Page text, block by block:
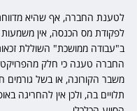
לפקודת מס הכנסה, אין משמעות
ב"עבודה ממושכת" השוללת
החברה טענה כי חלק
משבר הקורונה, או בשל גורמים
תלויים בה, ולכן אין להחריגה